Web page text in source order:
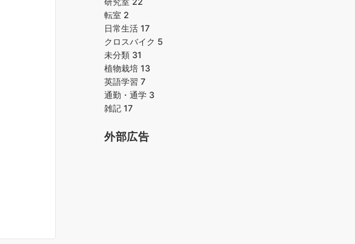
転室 2
日常生活 17
クロスバイク 5
未分類 31
植物栽培 13
英語学習 7
通勤・通学 3
雑記 17
外部広告